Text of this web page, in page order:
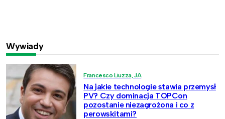
Wywiady
Francesco Liuzza, JA
Na jakie technologie stawia przemysł
PV? Czy dominacja TOPCon
pozostanie niezagrożona i co z
perowskitami?